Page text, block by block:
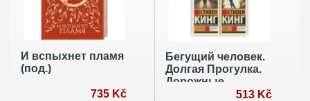
И вспыхнет пламя
(под.)
735 Kč
Бегущий человек.
Долгая Прогулка.
Дорожные
513 Kč